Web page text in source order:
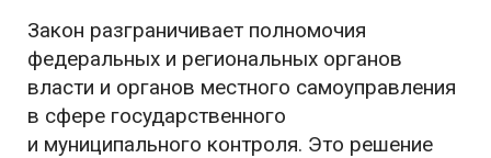
Закон разграничивает полномочия
федеральных и региональных органов
власти и органов местного самоуправления
в сфере государственного
и муниципального контроля. Это решение